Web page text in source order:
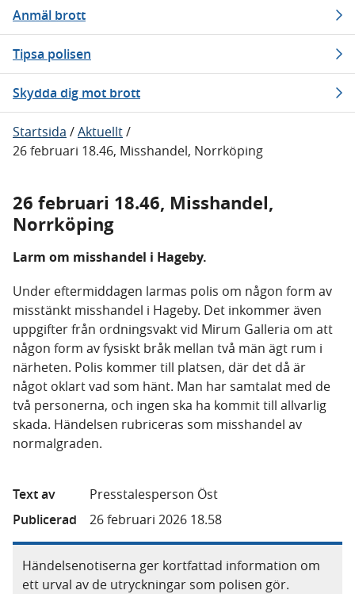
Anmäl brott
Tipsa polisen
Skydda dig mot brott
Startsida /Aktuellt/
26 februari 18.46, Misshandel, Norrköping
26 februari 18.46, Misshandel,
Norrköping
Larm om misshandel i Hageby.
Under eftermiddagen larmas polis om någon form av
misstänkt misshandel i Hageby. Det inkommer även
uppgifter från ordningsvakt vid Mirum Galleria om att
någon form av fysiskt bråk mellan två män ägt rum i
närheten. Polis kommer till platsen, där det då är
något oklart vad som hänt. Man har samtalat med de
två personerna, och ingen ska ha kommit till allvarlig
skada. Händelsen rubriceras som misshandel av
normalgraden.
Text av
Presstalesperson Öst
Publicerad
26 februari 2026 18.58
Händelsenotiserna ger kortfattad information om
ett urval av de utryckningar som polisen gör.